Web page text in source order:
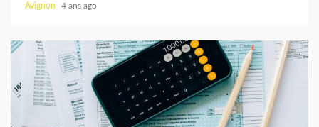
Avignon 4 ans ago